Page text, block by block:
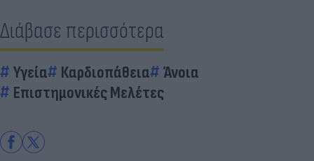
Διάβασε περισσότερα
Υγεία Καρδιοπάθεια
Άνοια
Επιστημονικές Μελέτες